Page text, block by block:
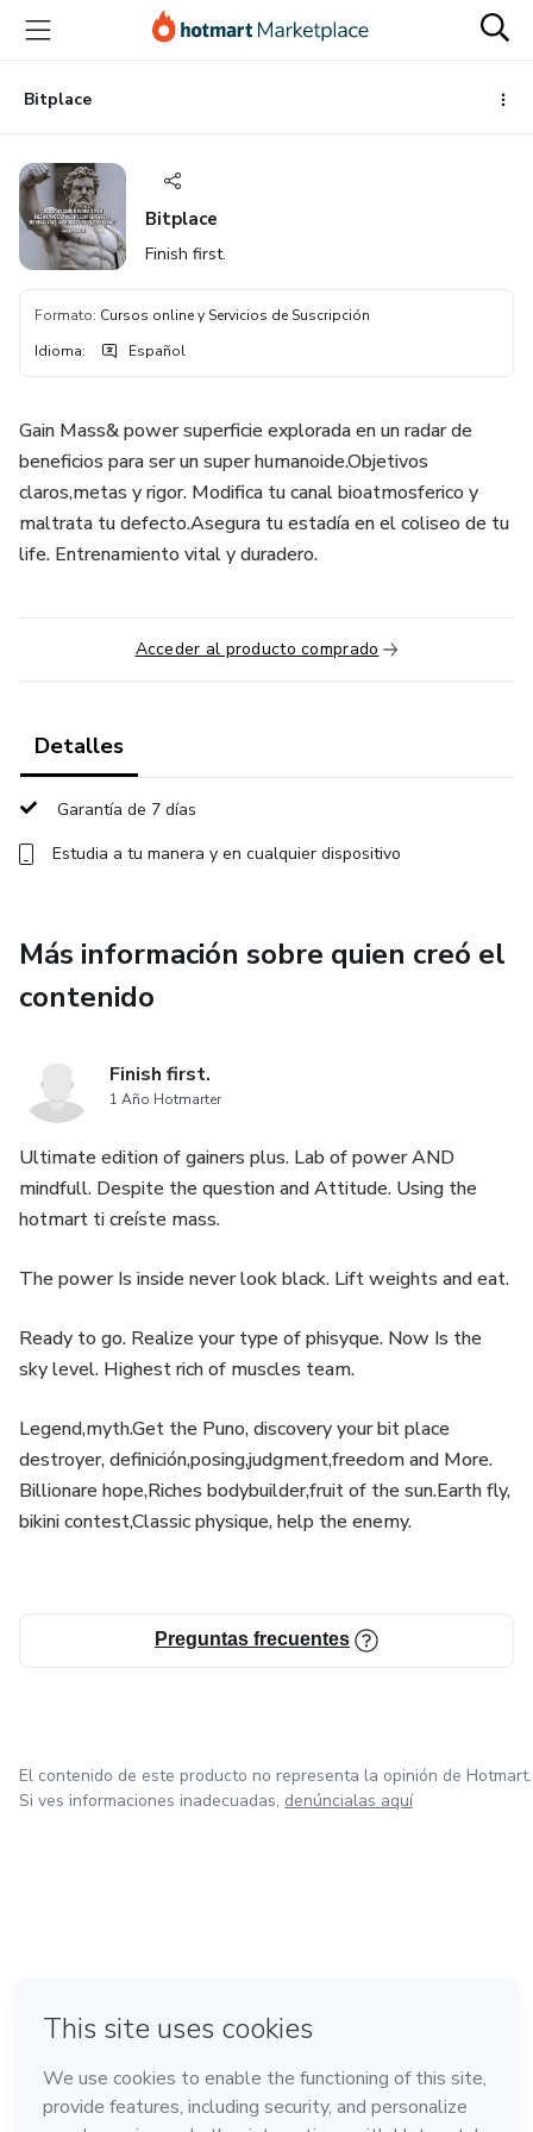
principal
página
de
página
Bitplace
Bitplace
Finish first.
Formato: Cursos online y Servicios de Suscripción
Idioma: Español
Gain Mass& power superficie explorada en un radar de
beneficios para ser un super humanoide.Objetivos
claros,metas y rigor. Modifica tu canal bioatmosferico y
maltrata tu defecto.Asegura tu estadía en el coliseo de tu
life. Entrenamiento vital y duradero.
Acceder al producto comprado
Detalles
Garantía de 7 días
Estudia a tu manera y en cualquier dispositivo
Más información sobre quien creó el
contenido
Finish first.
1 Año Hotmarter
Ultimate edition of gainers plus. Lab of power AND
mindfull. Despite the question and Attitude. Using the
hotmart ti creíste mass.
The power Is inside never look black. Lift weights and eat.
Ready to go. Realize your type of phisyque. Now Is the
sky level. Highest rich of muscles team.
Legend,myth.Get the Puno, discovery your bit place
destroyer, definición,posing,judgment,freedom and More.
Billionare hope,Riches bodybuilder,fruit of the sun.Earth fly,
bikini contest,Classic physique, help the enemy.
Preguntas frecuentes
El contenido de este producto no representa la opinión de Hotmart.
Si ves informaciones inadecuadas, denúncialas aquí
Hecho con❤ en Belo Horizonte